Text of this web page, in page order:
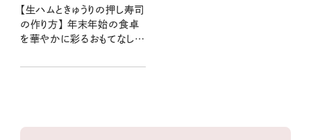
【生ハムときゅうりの押し寿司
の作り方】 年末年始の食卓
を華やかに彩るおもてなしご
ん